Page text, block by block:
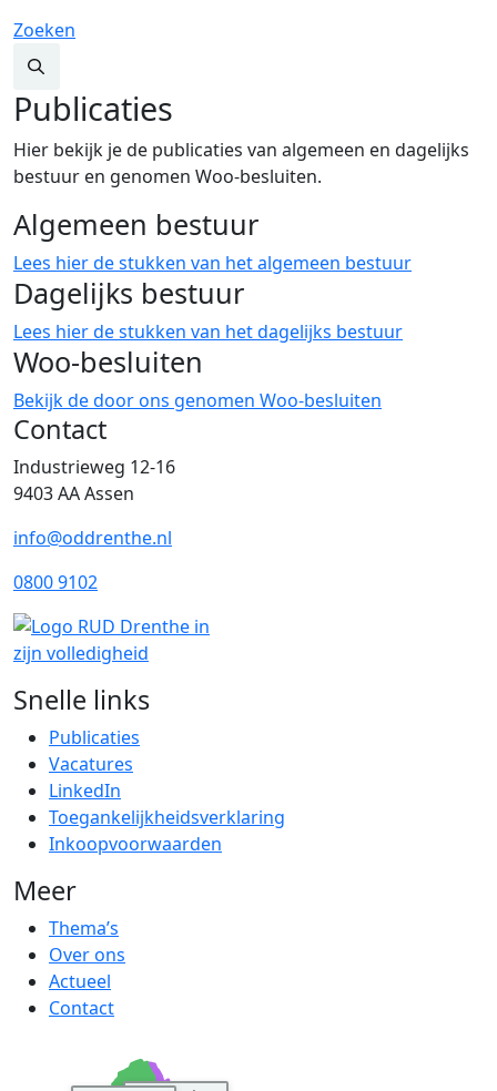
Zoeken
Publicaties
Hier bekijk je de publicaties van algemeen en dagelijks
bestuur en genomen Woo-besluiten.
Algemeen bestuur
Lees hier de stukken van het algemeen bestuur
Dagelijks bestuur
Lees hier de stukken van het dagelijks bestuur
Woo-besluiten
Bekijk de door ons genomen Woo-besluiten
Contact
Industrieweg 12-16
9403 AA Assen
info@oddrenthe.nl
0800 9102
Snelle links
Publicaties
Vacatures
LinkedIn
Toegankelijkheidsverklaring
Inkoopvoorwaarden
Meer
Thema’s
Over ons
Actueel
Contact